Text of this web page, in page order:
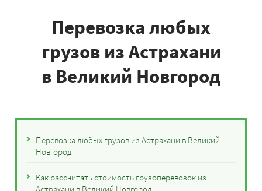
Перевозка любых
грузов из Астрахани
в Великий Новгород
Перевозка любых грузов из Астрахани в Великий
Новгород
Как рассчитать стоимость грузоперевозок из